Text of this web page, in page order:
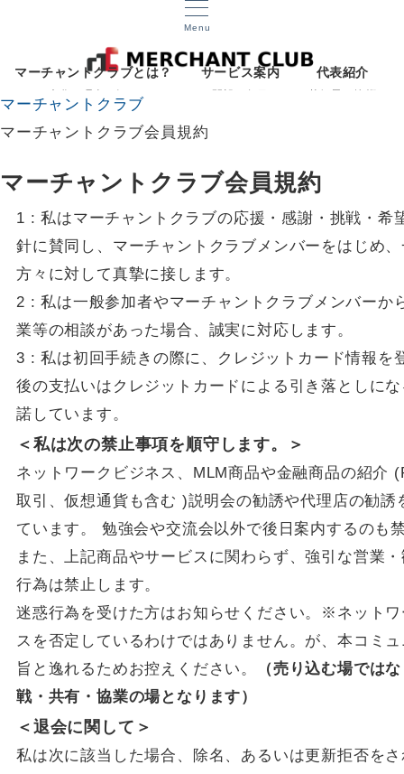
Menu
マーチャントクラブとは？
文化と理念を知る
サービス案内 代表紹介
マーチャントクラブ
マーチャントクラブ会員規約
マーチャントクラブ会員規約
1 : 私はマーチャントクラブの応援・感謝・挑戦・希
針に賛同し、マーチャントクラブメンバーをはじめ
方々に対して真摯に接します。
2 : 私は一般参加者やマーチャントクラブメンバーか
業等の相談があった場合、誠実に対応します。
3 : 私は初回手続きの際に、クレジットカード情報を
後の支払いはクレジットカードによる引き落としに
諾しています。
＜私は次の禁止事項を順守します。＞
ネットワークビジネス、MLM商品や金融商品の紹介
取引、仮想通貨も含む )説明会の勧誘や代理店の勧誘
ています。 勉強会や交流会以外で後日案内するのも
また、上記商品やサービスに関わらず、強引な営業
行為は禁止します。
迷惑行為を受けた方はお知らせください。※ネット
スを否定しているわけではありません。が、本コミ
旨と逸れるためお控えください。
（売り込む場では
戦・共有・協業の場となります）
＜退会に関して＞
私は次に該当した場合、除名、あるいは更新拒否を